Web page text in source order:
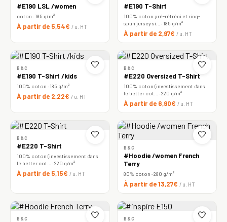
#E190 LSL /women
coton · 185 g/m²
À partir de 5,54€ / u. HT
#E190 T-Shirt
100% coton pré-rétréci et ring-
spun jersey si… · 185 g/m²
À partir de 2,97€ / u. HT
🤍
B&C
#E190 T-Shirt /kids
100% coton · 185 g/m²
À partir de 2,22€ / u. HT
🤍
B&C
#E220 Oversized T-Shirt
100% coton (investissement dans
le better cot… · 220 g/m²
À partir de 6,90€ / u. HT
🤍
B&C
#E220 T-Shirt
100% coton (investissement dans
le better cot… · 220 g/m²
À partir de 5,15€ / u. HT
🤍
B&C
#Hoodie /women French
Terry
80% coton · 280 g/m²
À partir de 13,27€ / u. HT
🤍
B&C 🤍
B&C